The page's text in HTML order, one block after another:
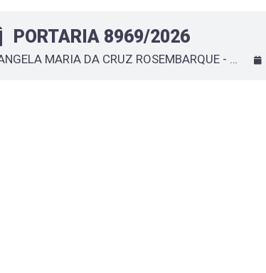
PORTARIA 8969/2026
ANGELA MARIA DA CRUZ ROSEMBARQUE - EXONERA SERVIDOR QUE ESPECIFICA